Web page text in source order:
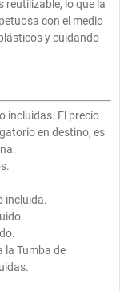
reutilizable, lo que la
con el medio
y cuidando
incluidas. El precio
en destino, es
incluida.
la Tumba de